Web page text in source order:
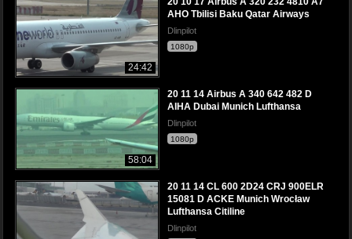
24:42
AHO Tbilisi Baku Qatar Airways
Dlinpilot
1080p
58:04
20 11 14 Airbus A 340 642 482 D
AIHA Dubai Munich Lufthansa
Dlinpilot
1080p
20 11 14 CL 600 2D24 CRJ 900ELR
15081 D ACKE Munich Wrocław
Lufthansa Citiline
Dlinpilot